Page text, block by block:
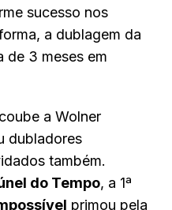
sucesso nos
a dublagem da
de 3 meses em
a Wolner
dubladores
também.
do Tempo, a 1ª
primou pela